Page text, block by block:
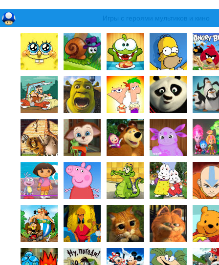
Игры с героями мультиков и кино